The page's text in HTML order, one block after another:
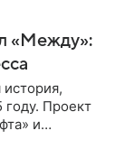
«Между»:
году. Проект
и